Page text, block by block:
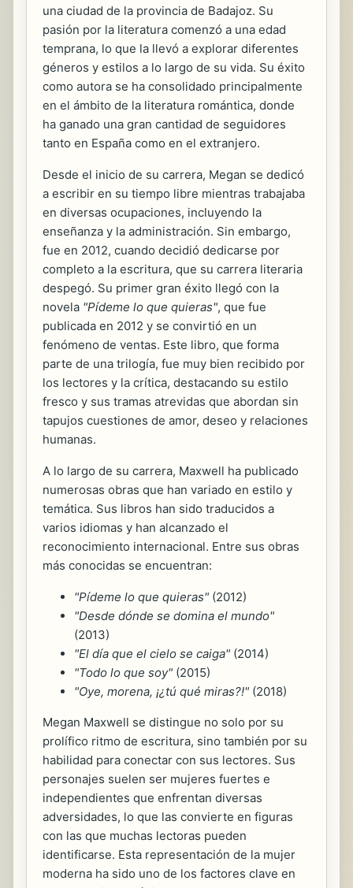
una ciudad de la provincia de Badajoz. Su
pasión por la literatura comenzó a una edad
temprana, lo que la llevó a explorar diferentes
géneros y estilos a lo largo de su vida. Su éxito
como autora se ha consolidado principalmente
en el ámbito de la literatura romántica, donde
ha ganado una gran cantidad de seguidores
tanto en España como en el extranjero.
Desde el inicio de su carrera, Megan se dedicó
a escribir en su tiempo libre mientras trabajaba
en diversas ocupaciones, incluyendo la
enseñanza y la administración. Sin embargo,
fue en 2012, cuando decidió dedicarse por
completo a la escritura, que su carrera literaria
despegó. Su primer gran éxito llegó con la
novela "Pídeme lo que quieras", que fue
publicada en 2012 y se convirtió en un
fenómeno de ventas. Este libro, que forma
parte de una trilogía, fue muy bien recibido por
los lectores y la crítica, destacando su estilo
fresco y sus tramas atrevidas que abordan sin
tapujos cuestiones de amor, deseo y relaciones
humanas.
A lo largo de su carrera, Maxwell ha publicado
numerosas obras que han variado en estilo y
temática. Sus libros han sido traducidos a
varios idiomas y han alcanzado el
reconocimiento internacional. Entre sus obras
más conocidas se encuentran:
"Pídeme lo que quieras" (2012)
"Desde dónde se domina el mundo"
(2013)
"El día que el cielo se caiga" (2014)
"Todo lo que soy" (2015)
"Oye, morena, ¡¿tú qué miras?!" (2018)
Megan Maxwell se distingue no solo por su
prolífico ritmo de escritura, sino también por su
habilidad para conectar con sus lectores. Sus
personajes suelen ser mujeres fuertes e
independientes que enfrentan diversas
adversidades, lo que las convierte en figuras
con las que muchas lectoras pueden
identificarse. Esta representación de la mujer
moderna ha sido uno de los factores clave en